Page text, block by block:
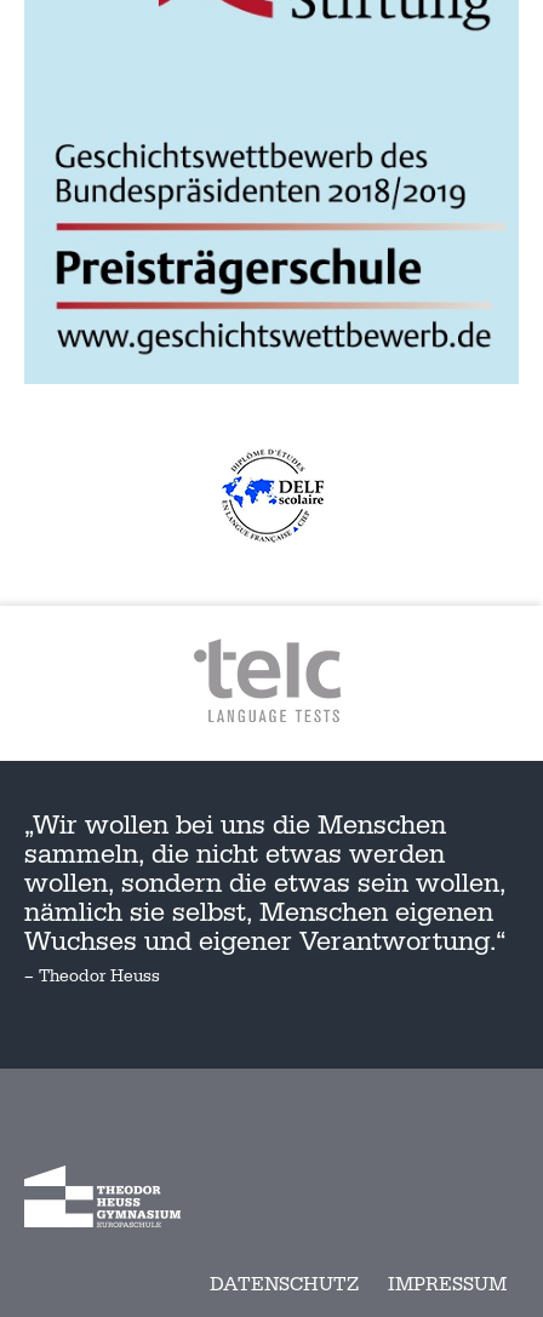
„Wir wollen bei uns die Menschen
sammeln, die nicht etwas werden
wollen, sondern die etwas sein wollen,
nämlich sie selbst, Menschen eigenen
Wuchses und eigener Verantwortung.“
– Theodor Heuss
DATENSCHUTZ IMPRESSUM